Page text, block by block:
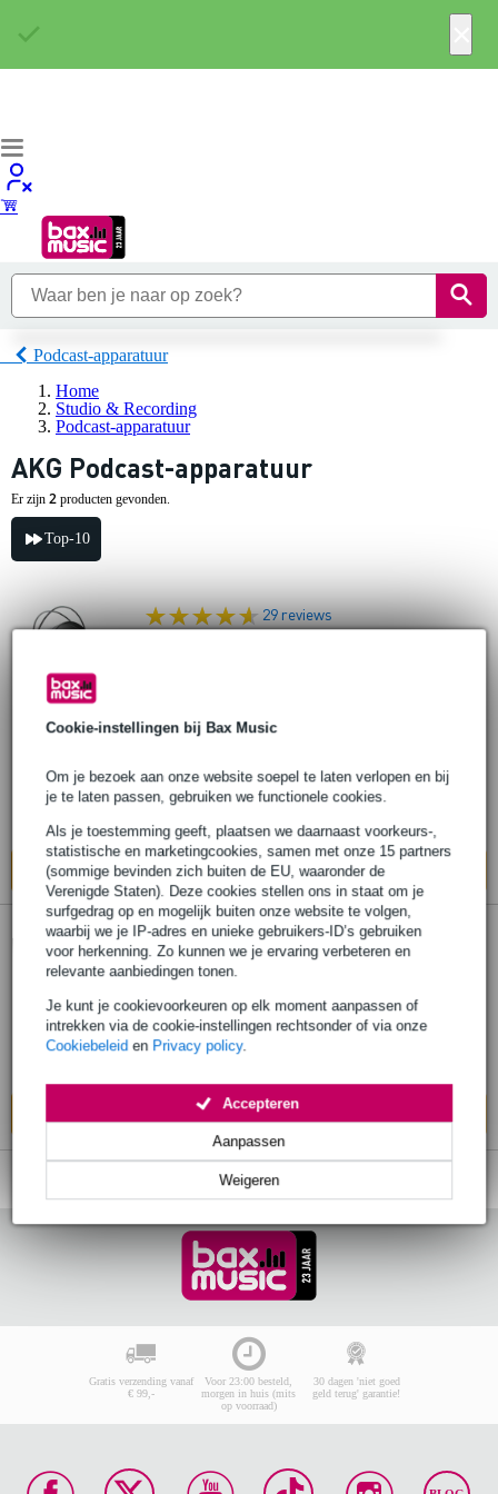
Cookie-instellingen bij Bax Music
Om je bezoek aan onze website soepel te laten verlopen en bij
je te laten passen, gebruiken we functionele cookies.
Als je toestemming geeft, plaatsen we daarnaast voorkeurs-,
statistische en marketingcookies, samen met onze 15 partners
(sommige bevinden zich buiten de EU, waaronder de
Verenigde Staten). Deze cookies stellen ons in staat om je
surfgedrag op en mogelijk buiten onze website te volgen,
waarbij we je IP-adres en unieke gebruikers-ID’s gebruiken
voor herkenning. Zo kunnen we je ervaring verbeteren en
relevante aanbiedingen tonen.
Je kunt je cookievoorkeuren op elk moment aanpassen of
intrekken via de cookie-instellingen rechtsonder of via onze
Cookiebeleid en Privacy policy.
Weigeren
Aanpassen
Accepteren
Podcast-apparatuur
Home
Studio & Recording
Podcast-apparatuur
AKG Podcast-apparatuur
Er zijn 2 producten gevonden.
Top-10
29 reviews
Op voorraad
Ook in4 winkels op voorraad
In mijn winkelwagen
AKG Podcaster Essentials bundel
Adviesprijs € 418,- € 270,-
Bestel nu en ontvang binnen circa 12
In mijn winkelwagen
Gratis verzending vanaf
€ 99,-
Voor 23:00 besteld,
morgen in huis (mits
op voorraad)
30 dagen 'niet goed
geld terug' garantie!